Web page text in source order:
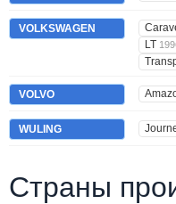
VOLKSWAGEN
LT
VOLVO
WULING
Страны